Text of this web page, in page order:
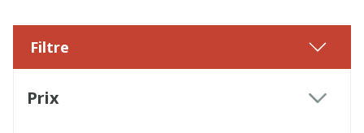
Filtre
Prix